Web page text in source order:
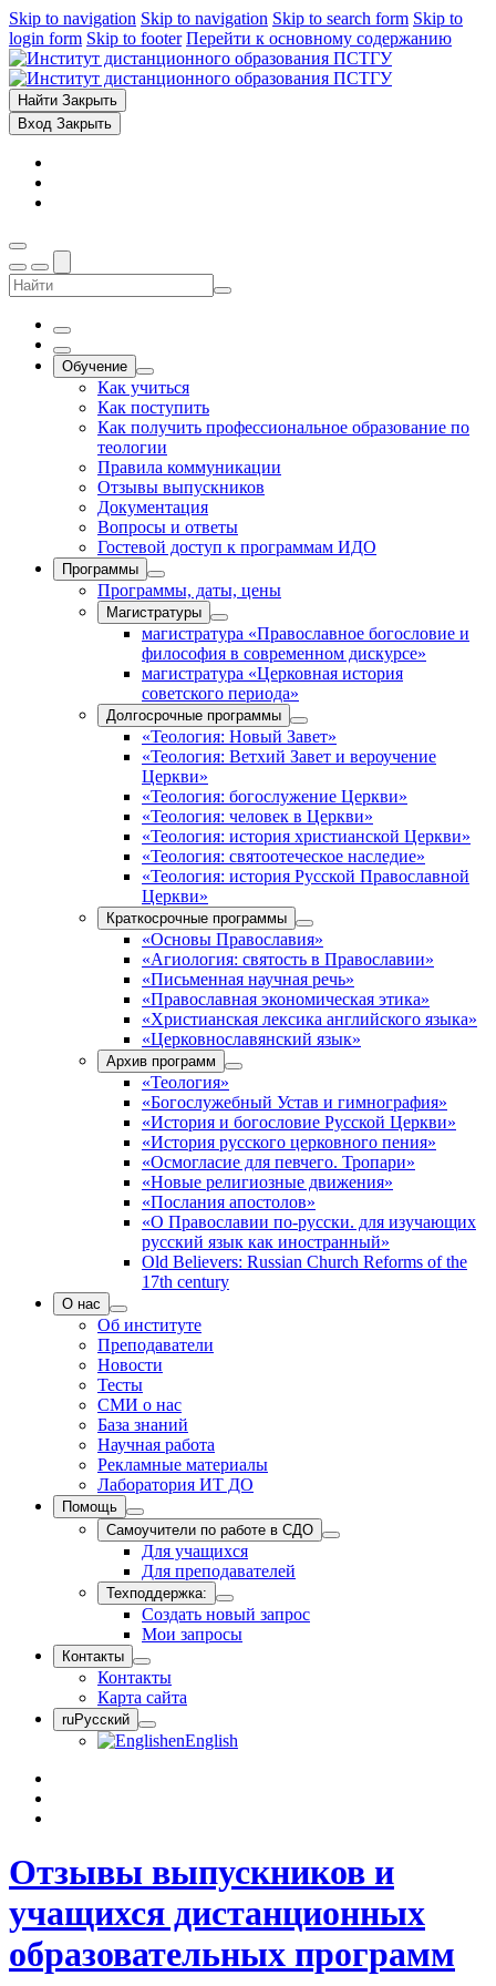
Skip to navigation Skip to navigation Skip to search form Skip to
login form Skip to footer Перейти к основному содержанию
Найти Закрыть
Вход Закрыть
Обучение
Как учиться
Как поступить
Как получить профессиональное образование по
теологии
Правила коммуникации
Отзывы выпускников
Документация
Вопросы и ответы
Гостевой доступ к программам ИДО
Программы
Программы, даты, цены
Магистратуры
магистратура «Православное богословие и
философия в современном дискурсе»
магистратура «Церковная история
советского периода»
Долгосрочные программы
«Теология: Новый Завет»
«Теология: Ветхий Завет и вероучение
Церкви»
«Теология: богослужение Церкви»
«Теология: человек в Церкви»
«Теология: история христианской Церкви»
«Теология: святоотеческое наследие»
«Теология: история Русской Православной
Церкви»
Краткосрочные программы
«Основы Православия»
«Агиология: святость в Православии»
«Письменная научная речь»
«Православная экономическая этика»
«Христианская лексика английского языка»
«Церковнославянский язык»
Архив программ
«Теология»
«Богослужебный Устав и гимнография»
«История и богословие Русской Церкви»
«История русского церковного пения»
«Осмогласие для певчего. Тропари»
«Новые религиозные движения»
«Послания апостолов»
«О Православии по-русски. для изучающих
русский язык как иностранный»
Old Believers: Russian Church Reforms of the
17th century
О нас
Об институте
Преподаватели
Новости
Тесты
СМИ о нас
База знаний
Научная работа
Рекламные материалы
Лаборатория ИТ ДО
Помощь
Самоучители по работе в СДО
Для учащихся
Для преподавателей
Техподдержка:
Создать новый запрос
Мои запросы
Контакты
Контакты
Карта сайта
ruРусский
enEnglish
Отзывы выпускников и
учащихся дистанционных
образовательных программ